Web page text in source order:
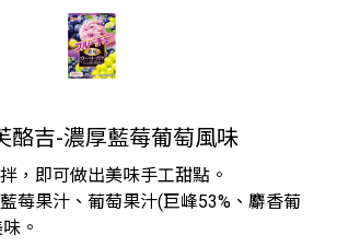
酪吉-濃厚藍莓葡萄風味
，即可做出美味手工甜點。
莓果汁、葡萄果汁(巨峰53%、麝香葡
。